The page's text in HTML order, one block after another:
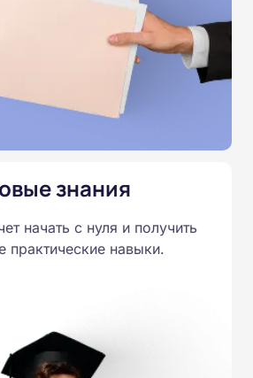
о повышении
образца.
знания
начать с нуля и получить
практические навыки.